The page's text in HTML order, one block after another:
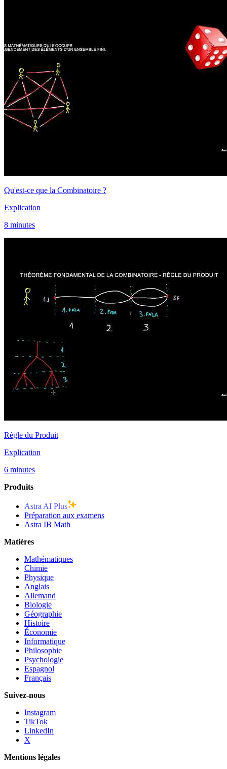
Qu'est-ce que la Combinatoire ?
Explication
8 minutes
Règle du Produit
Explication
6 minutes
Produits
Astra AI Plus
Préparation aux examens
Astra IB Math
Matières
Mathématiques
Chimie
Physique
Anglais
Allemand
Biologie
Géographie
Histoire
Économie
Informatique
Philosophie
Psychologie
Espagnol
Français
Suivez-nous
Instagram
TikTok
LinkedIn
X
Mentions légales